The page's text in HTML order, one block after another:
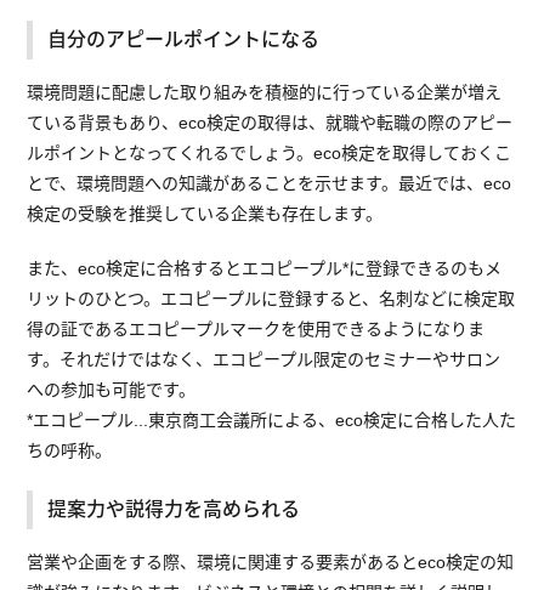
自分のアピールポイントになる
環境問題に配慮した取り組みを積極的に行っている企業が増え
ている背景もあり、eco検定の取得は、就職や転職の際のアピー
ルポイントとなってくれるでしょう。eco検定を取得しておくこ
とで、環境問題への知識があることを示せます。最近では、eco
検定の受験を推奨している企業も存在します。
また、eco検定に合格するとエコピープル*に登録できるのもメ
リットのひとつ。エコピープルに登録すると、名刺などに検定取
得の証であるエコピープルマークを使用できるようになりま
す。それだけではなく、エコピープル限定のセミナーやサロン
への参加も可能です。
*エコピープル...東京商工会議所による、eco検定に合格した人た
ちの呼称。
提案力や説得力を高められる
営業や企画をする際、環境に関連する要素があるとeco検定の知